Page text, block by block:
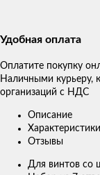
Удобная оплата
Оплатите покупку
Наличными курьеру,
организаций с НДС
Описание
Характеристики
Отзывы
Для винтов со